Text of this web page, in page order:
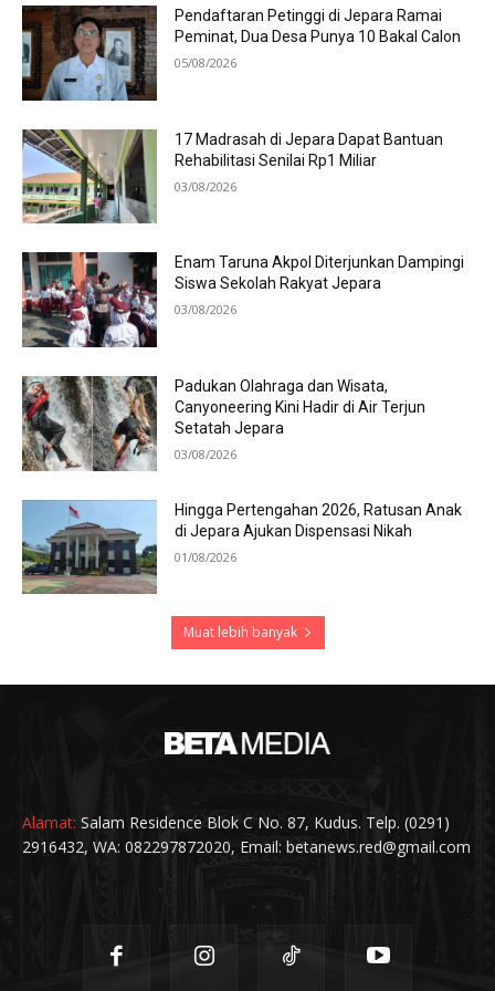
Pendaftaran Petinggi di Jepara Ramai
Peminat, Dua Desa Punya 10 Bakal Calon
05/08/2026
17 Madrasah di Jepara Dapat Bantuan
Rehabilitasi Senilai Rp1 Miliar
03/08/2026
Enam Taruna Akpol Diterjunkan Dampingi
Siswa Sekolah Rakyat Jepara
03/08/2026
Padukan Olahraga dan Wisata,
Canyoneering Kini Hadir di Air Terjun
Setatah Jepara
03/08/2026
Hingga Pertengahan 2026, Ratusan Anak
di Jepara Ajukan Dispensasi Nikah
01/08/2026
Muat lebih banyak
Alamat: Salam Residence Blok C No. 87, Kudus. Telp. (0291)
2916432, WA: 082297872020, Email: betanews.red@gmail.com